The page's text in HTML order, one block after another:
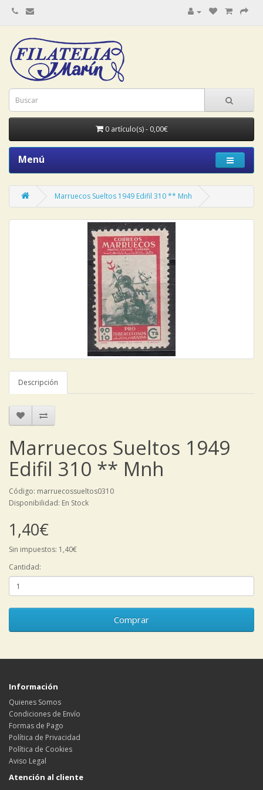
0 artículo(s) - 0,00€
Menú
Marruecos Sueltos 1949 Edifil 310 ** Mnh
Descripción
Marruecos Sueltos 1949
Edifil 310 ** Mnh
Código: marruecossueltos0310
Disponibilidad: En Stock
1,40€
Sin impuestos: 1,40€
Cantidad:
Comprar
Información
Quienes Somos
Condiciones de Envío
Formas de Pago
Política de Privacidad
Política de Cookies
Aviso Legal
Atención al cliente